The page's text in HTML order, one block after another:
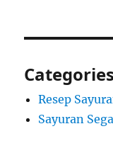
Categories
Resep
Sayuran